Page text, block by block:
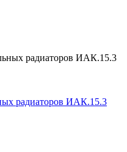
радиаторов ИАК.15.3